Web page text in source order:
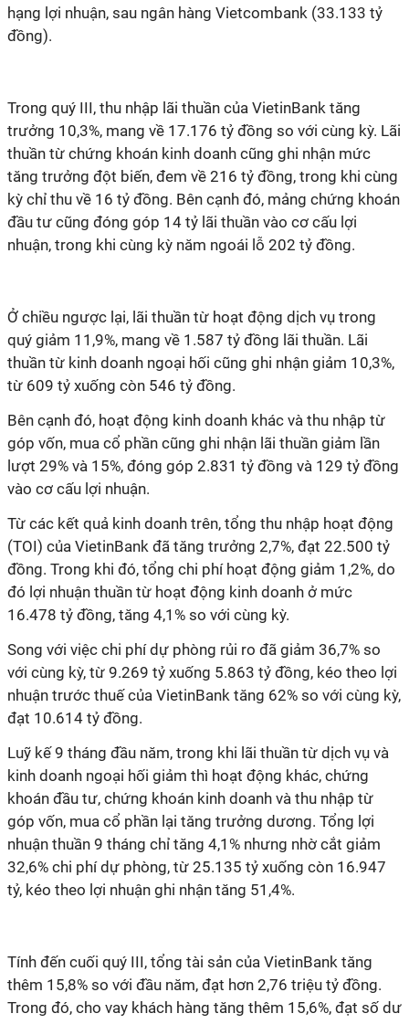
hạng lợi nhuận, sau ngân hàng Vietcombank (33.133 tỷ
đồng).
Trong quý III, thu nhập lãi thuần của VietinBank tăng
trưởng 10,3%, mang về 17.176 tỷ đồng so với cùng kỳ. Lãi
thuần từ chứng khoán kinh doanh cũng ghi nhận mức
tăng trưởng đột biến, đem về 216 tỷ đồng, trong khi cùng
kỳ chỉ thu về 16 tỷ đồng. Bên cạnh đó, mảng chứng khoán
đầu tư cũng đóng góp 14 tỷ lãi thuần vào cơ cấu lợi
nhuận, trong khi cùng kỳ năm ngoái lỗ 202 tỷ đồng.
Ở chiều ngược lại, lãi thuần từ hoạt động dịch vụ trong
quý giảm 11,9%, mang về 1.587 tỷ đồng lãi thuần. Lãi
thuần từ kinh doanh ngoại hối cũng ghi nhận giảm 10,3%,
từ 609 tỷ xuống còn 546 tỷ đồng.
Bên cạnh đó, hoạt động kinh doanh khác và thu nhập từ
góp vốn, mua cổ phần cũng ghi nhận lãi thuần giảm lần
lượt 29% và 15%, đóng góp 2.831 tỷ đồng và 129 tỷ đồng
vào cơ cấu lợi nhuận.
Từ các kết quả kinh doanh trên, tổng thu nhập hoạt động
(TOI) của VietinBank đã tăng trưởng 2,7%, đạt 22.500 tỷ
đồng. Trong khi đó, tổng chi phí hoạt động giảm 1,2%, do
đó lợi nhuận thuần từ hoạt động kinh doanh ở mức
16.478 tỷ đồng, tăng 4,1% so với cùng kỳ.
Song với việc chi phí dự phòng rủi ro đã giảm 36,7% so
với cùng kỳ, từ 9.269 tỷ xuống 5.863 tỷ đồng, kéo theo lợi
nhuận trước thuế của VietinBank tăng 62% so với cùng kỳ,
đạt 10.614 tỷ đồng.
Luỹ kế 9 tháng đầu năm, trong khi lãi thuần từ dịch vụ và
kinh doanh ngoại hối giảm thì hoạt động khác, chứng
khoán đầu tư, chứng khoán kinh doanh và thu nhập từ
góp vốn, mua cổ phần lại tăng trưởng dương. Tổng lợi
nhuận thuần 9 tháng chỉ tăng 4,1% nhưng nhờ cắt giảm
32,6% chi phí dự phòng, từ 25.135 tỷ xuống còn 16.947
tỷ, kéo theo lợi nhuận ghi nhận tăng 51,4%.
Tính đến cuối quý III, tổng tài sản của VietinBank tăng
thêm 15,8% so với đầu năm, đạt hơn 2,76 triệu tỷ đồng.
Trong đó, cho vay khách hàng tăng thêm 15,6%, đạt số dư